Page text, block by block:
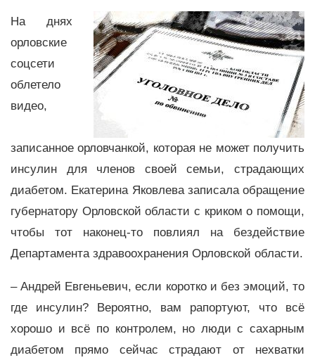
На днях
орловские
соцсети
облетело
видео,
записанное орловчанкой, которая не может получить
инсулин для членов своей семьи, страдающих
диабетом. Екатерина Яковлева записала обращение
губернатору Орловской области с криком о помощи,
чтобы тот наконец-то повлиял на бездействие
Департамента здравоохранения Орловской области.
– Андрей Евгеньевич, если коротко и без эмоций, то
где инсулин? Вероятно, вам рапортуют, что всё
хорошо и всё по контролем, но люди с сахарным
диабетом прямо сейчас страдают от нехватки